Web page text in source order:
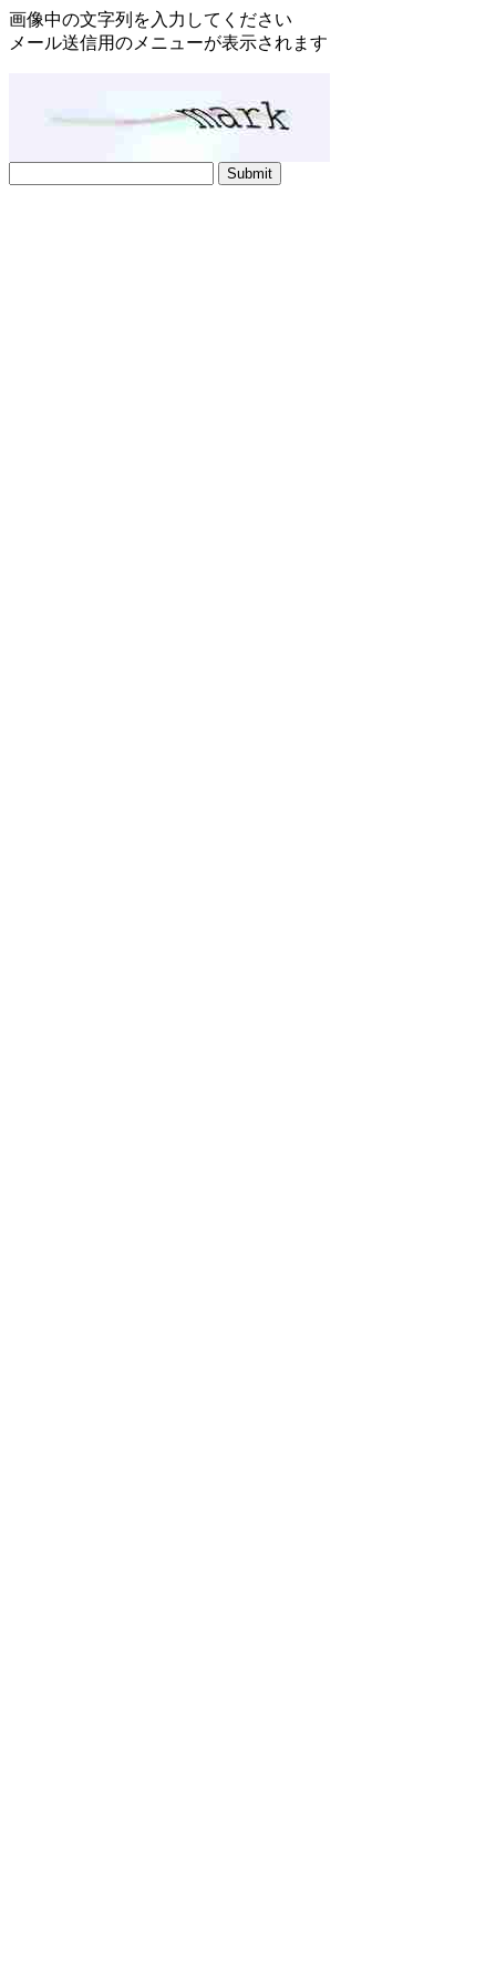
画像中の文字列を入力してください
メール送信用のメニューが表示されます